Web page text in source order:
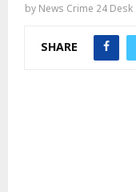
by News Crime 24 Desk
SHARE